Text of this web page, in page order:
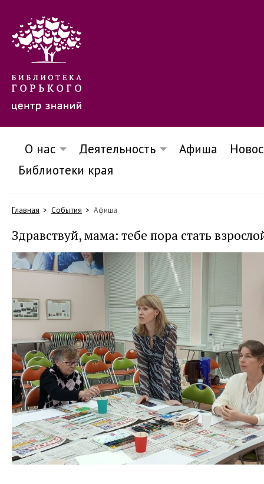
О нас Деятельность Афиша
Библиотеки края
Главная События Афиша
Здравствуй, мама: тебе пора стать